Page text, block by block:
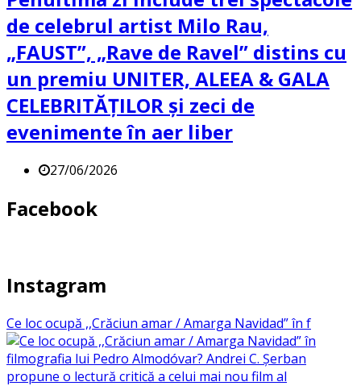
de celebrul artist Milo Rau,
„FAUST”, „Rave de Ravel” distins cu
un premiu UNITER, ALEEA & GALA
CELEBRITĂȚILOR și zeci de
evenimente în aer liber
27/06/2026
Facebook
Instagram
Ce loc ocupă ,,Crăciun amar / Amarga Navidad” în f